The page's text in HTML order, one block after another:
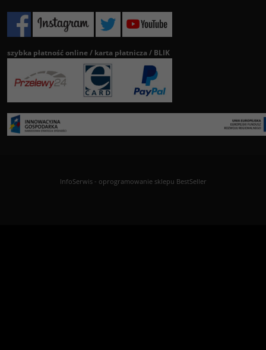
szybka płatność online / karta płatnicza / BLIK
InfoSerwis- oprogramowanie sklepu BestSeller